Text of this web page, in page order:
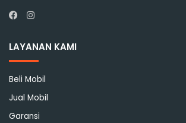
Instagram
LAYANAN KAMI
Beli Mobil
Jual Mobil
Garansi